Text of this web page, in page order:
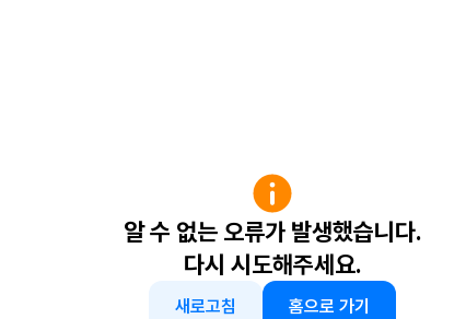
알 수 없는 오류가 발생했습니다.
다시 시도해주세요.
새로고침 홈으로 가기